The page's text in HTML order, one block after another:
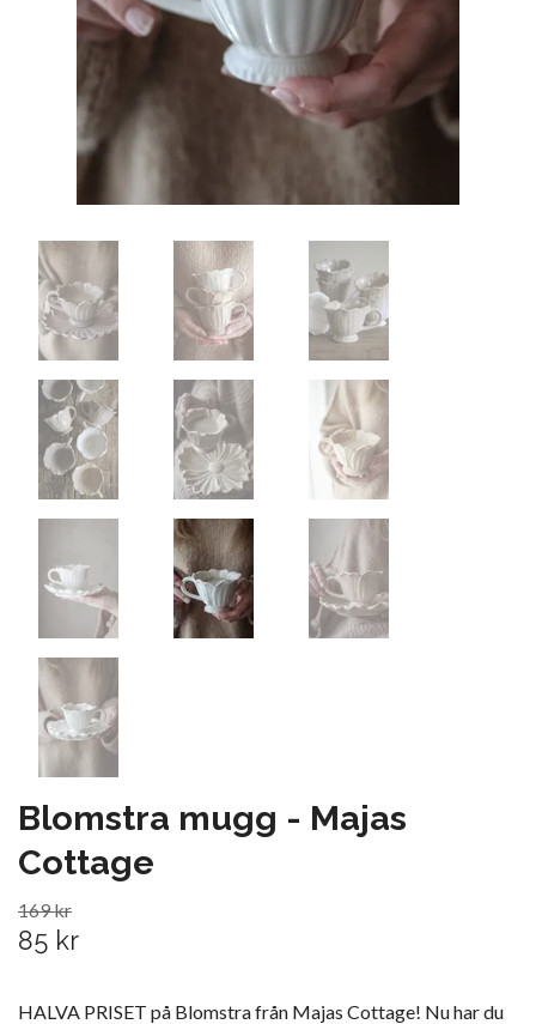
Blomstra mugg - Majas
Cottage
169 kr
85 kr
HALVA PRISET på Blomstra från Majas Cottage! Nu har du